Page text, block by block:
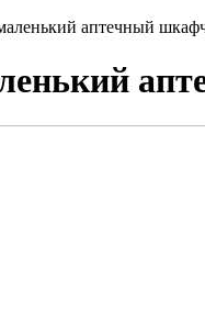
аптечный